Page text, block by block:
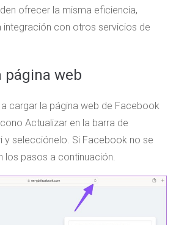
ofrecer la misma eficiencia,
integración con otros servicios de
página web
cargar la página web de Facebook
Actualizar en la barra de
y selecciónelo. Si Facebook no se
los pasos a continuación.